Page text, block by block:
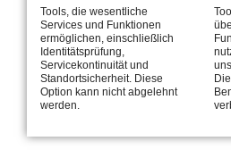
BP Energol HLP-HM 100
BP Energol HLP-HM 150
BP Energol HLP-HM 220
Tools, die wesentliche
Services und Funktionen
ermöglichen, einschließlich
Identitätsprüfung,
Servicekontinuität und
Standortsicherheit. Diese
Option kann nicht abgelehnt
werden.